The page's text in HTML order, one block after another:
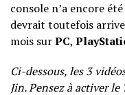
console n’a encore
devrait toutefois
mois surPC,
Ci-dessous, les 3
Jin. Pensez à activer